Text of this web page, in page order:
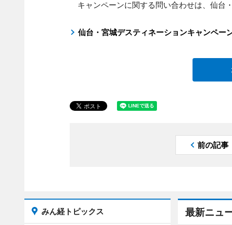
キャンペーンに関する問い合わせは、仙台
仙台・宮城デスティネーションキャンペー
前の記事
最新ニュ
みん経トピックス